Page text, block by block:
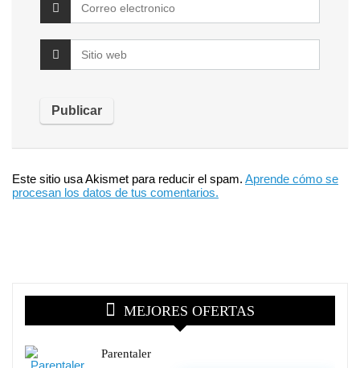
Este sitio usa Akismet para reducir el spam. Aprende cómo se
procesan los datos de tus comentarios.
MEJORES OFERTAS
Parentaler